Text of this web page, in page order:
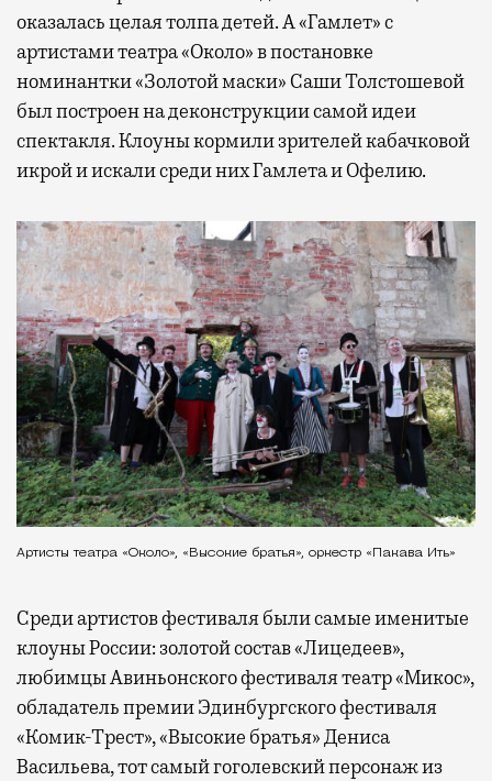
оказалась целая толпа детей. А «Гамлет» с
артистами театра «Около» в постановке
номинантки «Золотой маски» Саши Толстошевой
был построен на деконструкции самой идеи
спектакля. Клоуны кормили зрителей кабачковой
икрой и искали среди них Гамлета и Офелию.
Артисты театра «Около», «Высокие братья», оркестр «Пакава Ить»
Среди артистов фестиваля были самые именитые
клоуны России: золотой состав «Лицедеев»,
любимцы Авиньонского фестиваля театр «Микос»,
обладатель премии Эдинбургского фестиваля
«Комик-Трест», «Высокие братья» Дениса
Васильева, тот самый гоголевский персонаж из